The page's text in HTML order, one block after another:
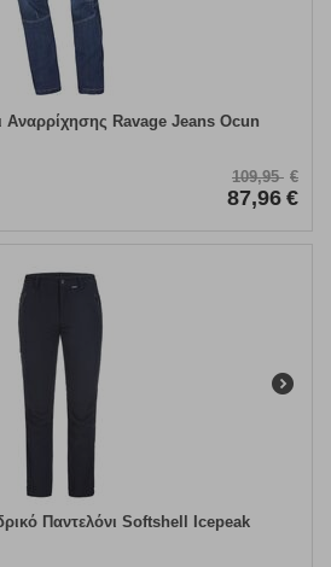
Αναρρίχησης Ravage Jeans Ocun
109,95 €
87,96 €
Παντελόνι Softshell Icepeak